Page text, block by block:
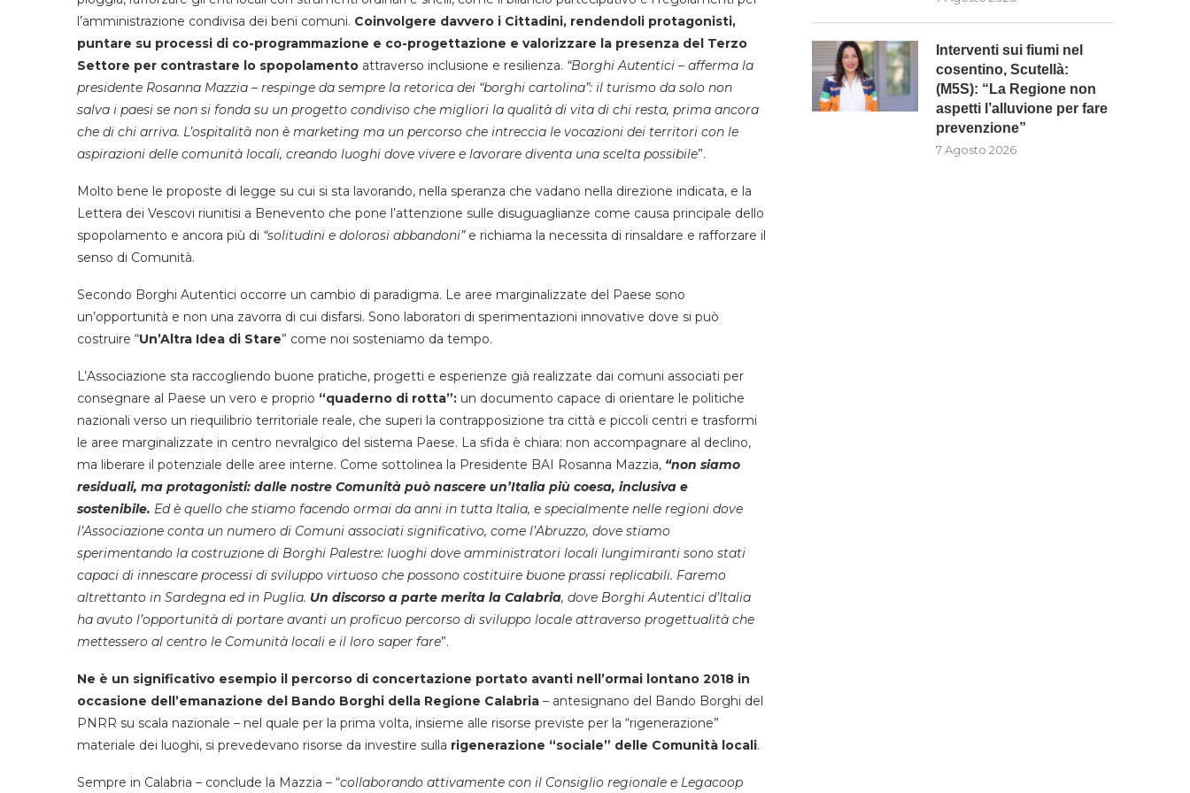
l’amministrazione condivisa dei beni comuni. Coinvolgere davvero i Cittadini, rendendoli protagonisti,
puntare su processi di co-programmazione e co-progettazione e valorizzare la presenza del Terzo
Settore per contrastare lo spopolamento attraverso inclusione e resilienza. “Borghi Autentici – afferma la
presidente Rosanna Mazzia – respinge da sempre la retorica dei “borghi cartolina”: il turismo da solo non
salva i paesi se non si fonda su un progetto condiviso che migliori la qualità di vita di chi resta, prima ancora
che di chi arriva. L’ospitalità non è marketing ma un percorso che intreccia le vocazioni dei territori con le
aspirazioni delle comunità locali, creando luoghi dove vivere e lavorare diventa una scelta possibile”.
Molto bene le proposte di legge su cui si sta lavorando, nella speranza che vadano nella direzione indicata, e la
Lettera dei Vescovi riunitisi a Benevento che pone l’attenzione sulle disuguaglianze come causa principale dello
spopolamento e ancora più di “solitudini e dolorosi abbandoni”e richiama la necessita di rinsaldare e rafforzare il
senso di Comunità.
Secondo Borghi Autentici occorre un cambio di paradigma. Le aree marginalizzate del Paese sono
un’opportunità e non una zavorra di cui disfarsi. Sono laboratori di sperimentazioni innovative dove si può
costruire “Un’Altra Idea di Stare” come noi sosteniamo da tempo.
L’Associazione sta raccogliendo buone pratiche, progetti e esperienze già realizzate dai comuni associati per
consegnare al Paese un vero e proprio “quaderno di rotta”: un documento capace di orientare le politiche
nazionali verso un riequilibrio territoriale reale, che superi la contrapposizione tra città e piccoli centri e trasformi
le aree marginalizzate in centro nevralgico del sistema Paese. La sfida è chiara: non accompagnare al declino,
ma liberare il potenziale delle aree interne. Come sottolinea la Presidente BAI Rosanna Mazzia, “non siamo
residuali, ma protagonisti: dalle nostre Comunità può nascere un’Italia più coesa, inclusiva e
sostenibile. Ed è quello che stiamo facendo ormai da anni in tutta Italia, e specialmente nelle regioni dove
l’Associazione conta un numero di Comuni associati significativo, come l’Abruzzo, dove stiamo
sperimentando la costruzione di Borghi Palestre: luoghi dove amministratori locali lungimiranti sono stati
capaci di innescare processi di sviluppo virtuoso che possono costituire buone prassi replicabili. Faremo
altrettanto in Sardegna ed in Puglia. Un discorso a parte merita la Calabria, dove Borghi Autentici d’Italia
ha avuto l’opportunità di portare avanti un proficuo percorso di sviluppo locale attraverso progettualità che
mettessero al centro le Comunità locali e il loro saper fare”.
Ne è un significativo esempio il percorso di concertazione portato avanti nell’ormai lontano 2018 in
occasione dell’emanazione del Bando Borghi della Regione Calabria – antesignano del Bando Borghi del
PNRR su scala nazionale – nel quale per la prima volta, insieme alle risorse previste per la “rigenerazione”
materiale dei luoghi, si prevedevano risorse da investire sulla rigenerazione “sociale” delle Comunità locali.
Sempre in Calabria – conclude la Mazzia – “collaborando attivamente con il Consiglio regionale e Legacoop
Interventi sui fiumi nel
cosentino, Scutellà:
(M5S): “La Regione non
aspetti l’alluvione per fare
prevenzione”
7 Agosto 2026